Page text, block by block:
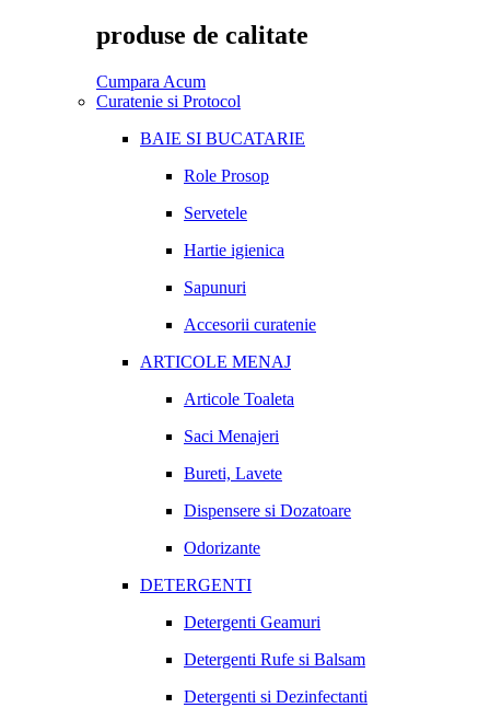
produse de calitate
Cumpara Acum
Curatenie si Protocol
BAIE SI BUCATARIE
Role Prosop
Servetele
Hartie igienica
Sapunuri
Accesorii curatenie
ARTICOLE MENAJ
Articole Toaleta
Saci Menajeri
Bureti, Lavete
Dispensere si Dozatoare
Odorizante
DETERGENTI
Detergenti Geamuri
Detergenti Rufe si Balsam
Detergenti si Dezinfectanti